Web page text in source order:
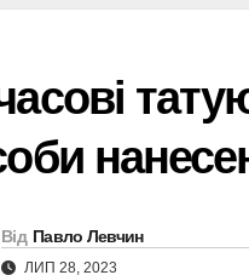
Від Павло Левчин
ЛИП 28, 2023